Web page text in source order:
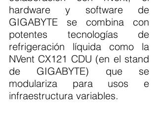
hardware y software de
GIGABYTE se combina con
potentes tecnologías de
refrigeración líquida como la
NVent CX121 CDU (en el stand
de GIGABYTE) que se
modulariza para usos e
infraestructura variables.